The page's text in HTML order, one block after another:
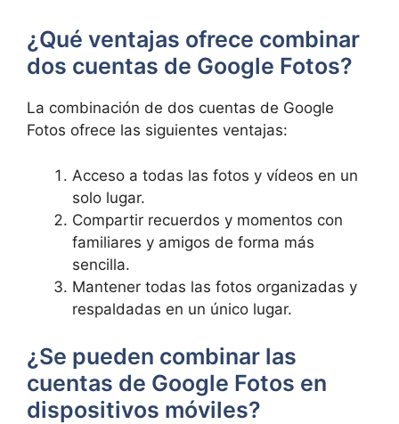
¿Qué⁣ ventajas ofrece⁢ combinar
dos cuentas de Google Fotos?
La combinación de dos cuentas de Google
Fotos ofrece las siguientes ⁢ventajas:
Acceso a todas las fotos y vídeos​ en un
solo lugar.
Compartir recuerdos y momentos⁢ con
familiares​ y amigos de forma más
sencilla.
Mantener‍ todas las fotos organizadas y
respaldadas⁣ en un único lugar.
¿Se pueden ​combinar las
cuentas de Google Fotos en
dispositivos⁣ móviles?